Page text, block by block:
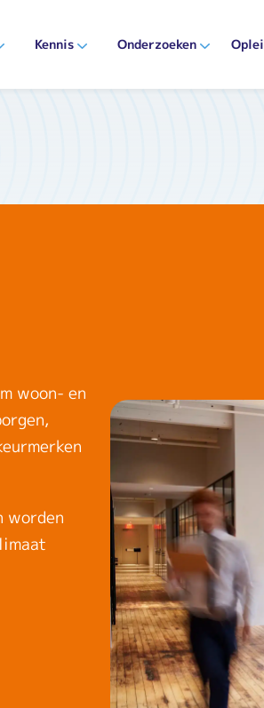
Kennis Onderzoeken
woon- en
worden